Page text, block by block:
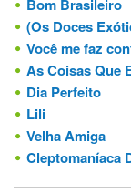
Bom Brasileiro
(Os Doces
Você me faz
As Coisas Que
Dia Perfeito
Lili
Velha Amiga
Cleptomaníaca